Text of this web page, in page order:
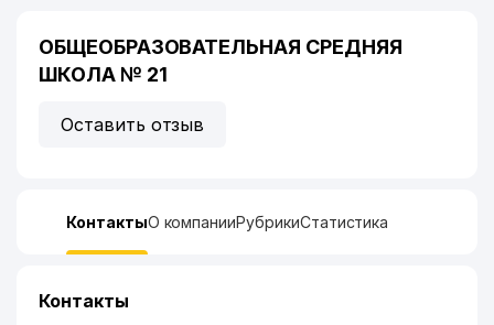
ОБЩЕОБРАЗОВАТЕЛЬНАЯ СРЕДНЯЯ
ШКОЛА № 21
Оставить отзыв
КонтактыО компанииРубрикиСтатистика
Контакты